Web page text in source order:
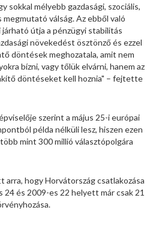
sokkal mélyebb gazdasági, szociális,
válság. Az ebből való
járható útja a pénzügyi stabilitás
növekedést ösztönző és ezzel
döntések meghozatala, amit nem
bízni, vagy tőlük elvárni, hanem az
döntéseket kell hoznia" – fejtette
szerint a május 25-i európai
példa nélküli lesz, hiszen ezen
mint 300 millió választópolgára
hogy Horvátország csatlakozása
24 és 2009-es 22 helyett már csak 21